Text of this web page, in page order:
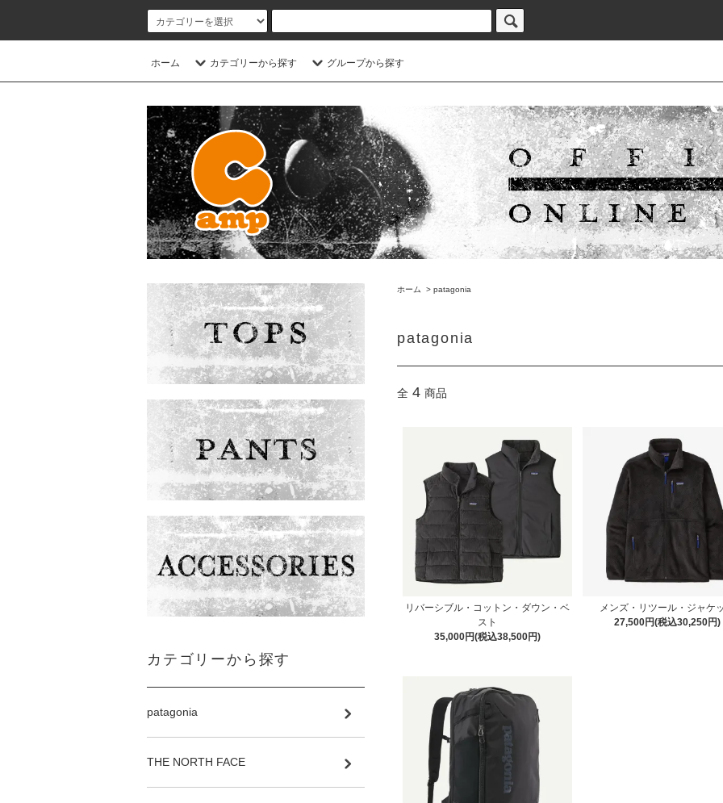
ホーム カテゴリーから探す グループから探す
ホーム > patagonia
patagonia
全 4 商品
リバーシブル・コットン・ダウン・ベ
スト
35,000円(税込38,500円)
メンズ・リツール・ジャケ
27,500円(税込30,250円)
カテゴリーから探す
patagonia
THE NORTH FACE